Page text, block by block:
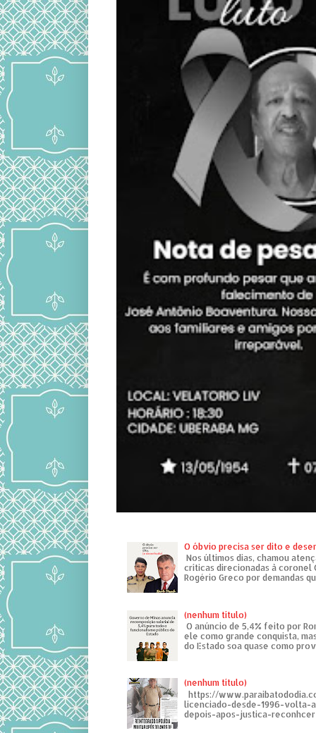
O óbvio precisa ser dito e
Nos últimos dias, chamou
críticas direcionadas à coronel
Rogério Greco por demandas
(nenhum título)
O anúncio de 5,4% feito por
ele como grande conquista,
do Estado soa quase como
(nenhum título)
https://
licenciado-desde-1996-volta-
depois-apos-justica-